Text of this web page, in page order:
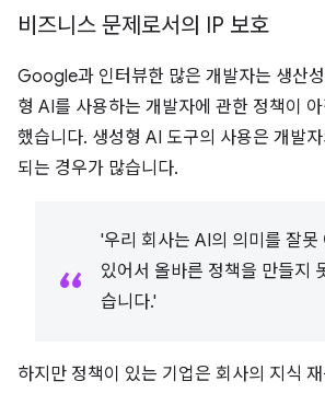
비즈니스 문제로서의 IP 보호
Google과 인터뷰한 많은 개발자는 생산
형 AI를 사용하는 개발자에 관한 정책이
했습니다. 생성형 AI 도구의 사용은 개발
되는 경우가 많습니다.
'우리 회사는 AI의 의미를 잘못
있어서 올바른 정책을 만들지
습니다.'
하지만 정책이 있는 기업은 회사의 지식